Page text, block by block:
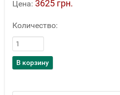
Цена: 3625 грн.
Количество: